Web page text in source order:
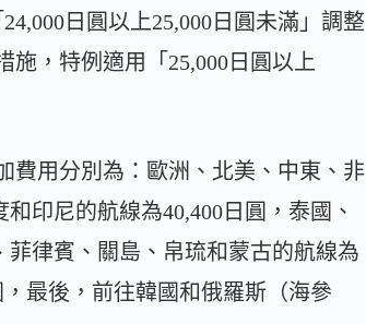
日圓以上25,000日圓未滿」調整
，特例適用「25,000日圓以上
費用分別為：歐洲、北美、中東、非
印尼的航線為40,400日圓，泰國、
律賓、關島、帛琉和蒙古的航線為
最後，前往韓國和俄羅斯（海參